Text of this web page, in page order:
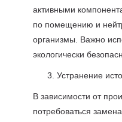
активными
по помещению и
организмы. Важно
экологически
Устранение
В зависимости от
потребоваться